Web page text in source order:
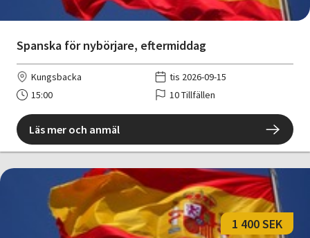
Spanska för nybörjare, eftermiddag
Kungsbacka
tis 2026-09-15
15:00
10 Tillfällen
Läs mer och anmäl
1 400 SEK